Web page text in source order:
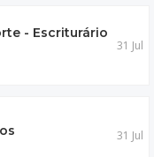
- Escriturário
31 Jul
31 Jul